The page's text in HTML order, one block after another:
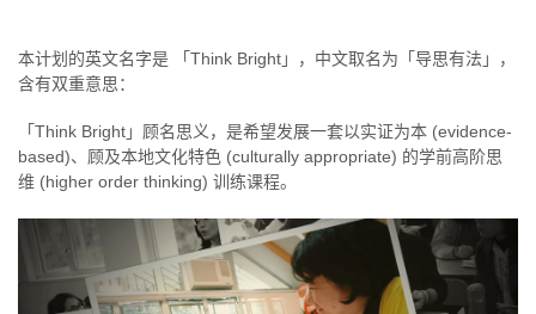
本计划的英文名字是 「Think Bright」，中文取名为「导思有法」，
含有双重意思：
「Think Bright」顾名思义，是希望发展一套以实证为本 (evidence-
based)、顾及本地文化特色 (culturally appropriate) 的学前高阶思
维 (higher order thinking) 训练课程。